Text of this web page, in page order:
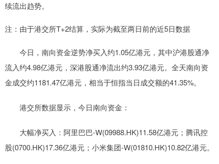
续流出趋势。
注：由于港交所T+2结算，实际为截至两日前的近5日数据
今日，南向资金逆势净买入约1.05亿港元，其中沪港股通净
流入约4.98亿港元，深港股通净流出约3.93亿港元。全天南向资
金成交约1181.47亿港元，相当于恒指当日成交额的41.35%。
港交所数据显示，今日南向资金：
大幅净买入：阿里巴巴-W(09988.HK)11.58亿港元；腾讯控
股(0700.HK)17.36亿港元；小米集团-W(01810.HK)10.82亿港元。